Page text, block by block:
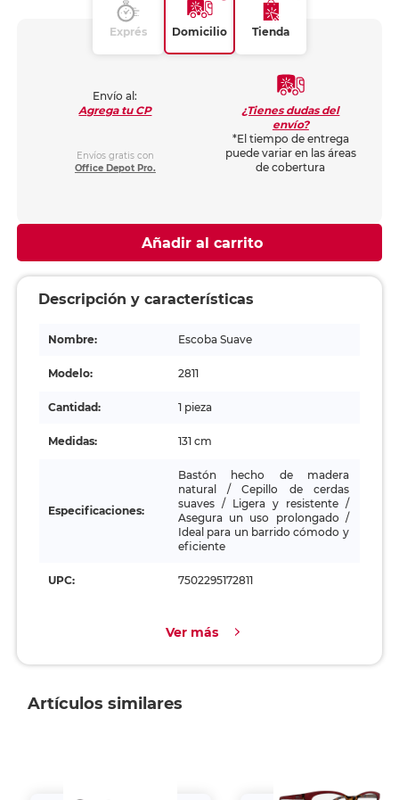
Exprés Domicilio Tienda
Envío al:
Agrega tu CP
Envíos gratis con
Office Depot Pro.
¿Tienes dudas del
envío?
*El tiempo de entrega
puede variar en las áreas
de cobertura
Añadir al carrito
Descripción y características
Nombre: Escoba Suave
Modelo: 2811
Cantidad: 1 pieza
Medidas: 131 cm
Especificaciones:
Bastón hecho de madera
natural / Cepillo de cerdas
suaves / Ligera y resistente /
Asegura un uso prolongado /
Ideal para un barrido cómodo y
eficiente
UPC: 7502295172811
Ver más
Artículos similares